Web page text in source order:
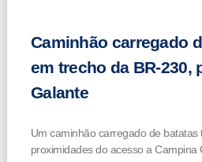
Caminhão carregado
em trecho da BR-230,
Galante
Um caminhão carregado de
proximidades do acesso a Campina